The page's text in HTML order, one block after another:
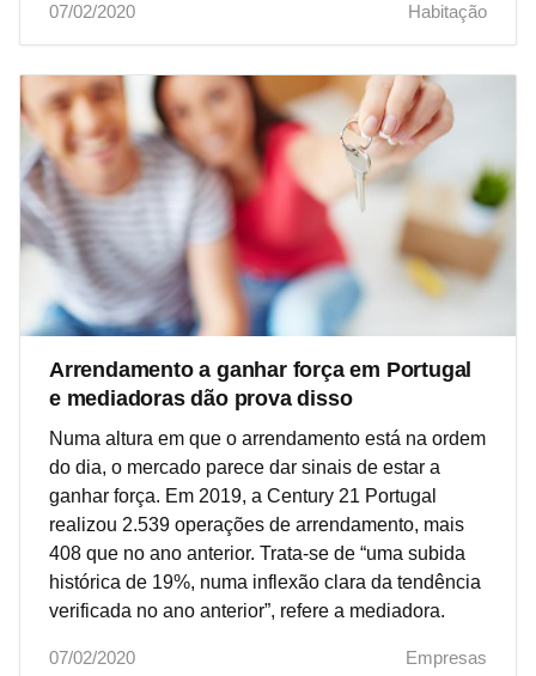
07/02/2020 Habitação
Arrendamento a ganhar força em Portugal
e mediadoras dão prova disso
Numa altura em que o arrendamento está na ordem
do dia, o mercado parece dar sinais de estar a
ganhar força. Em 2019, a Century 21 Portugal
realizou 2.539 operações de arrendamento, mais
408 que no ano anterior. Trata-se de “uma subida
histórica de 19%, numa inflexão clara da tendência
verificada no ano anterior”, refere a mediadora.
07/02/2020 Empresas